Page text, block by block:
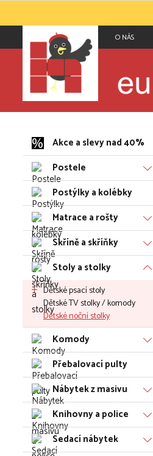
O NÁS
Akce a slevy nad 40%
Postele
Postýlky a kolébky
Matrace a rošty
Skříně a skříňky
Stoly a stolky
Dětské psací stoly
Dětské TV stolky / komody
Dětské noční stolky
Komody
Přebalovací pulty
Nábytek z masivu
Knihovny a police
Sedací nábytek